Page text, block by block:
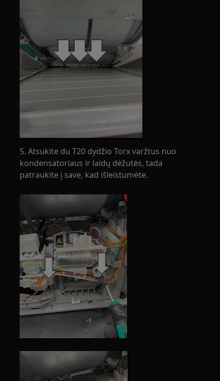
5. Atsukite du T20 dydžio Torx varžtus nuo
kondensatoriaus ir laidų dėžutės, tada
patraukite į save, kad išleistumėte.